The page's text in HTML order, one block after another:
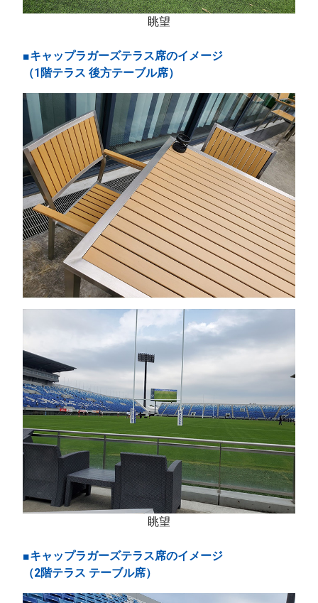
眺望
■キャップラガーズテラス席のイメージ
（1階テラス 後方テーブル席）
眺望
■キャップラガーズテラス席のイメージ
（2階テラス テーブル席）